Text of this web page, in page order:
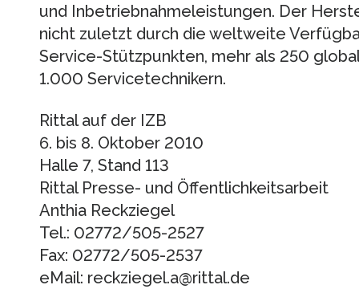
und Inbetriebnahmeleistungen. Der
nicht zuletzt durch die weltweite
Service-Stützpunkten, mehr als 250
1.000 Servicetechnikern.
Rittal auf der IZB
6. bis 8. Oktober 2010
Halle 7, Stand 113
Rittal Presse- und Öffentlichkeitsarbeit
Anthia Reckziegel
Tel.: 02772/505-2527
Fax: 02772/505-2537
eMail: reckziegel.a@rittal.de